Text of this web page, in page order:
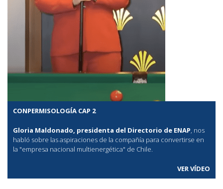
CONPERMISOLOGÍA CAP 2
Gloria Maldonado, presidenta del Directorio de ENAP, nos
habló sobre las aspiraciones de la compañía para convertirse en
la "empresa nacional multienergética" de Chile.
VER VÍDEO